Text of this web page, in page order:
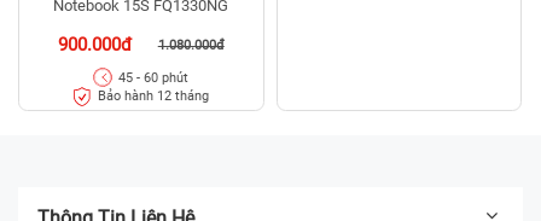
Notebook 15S FQ1330NG
900.000đ 1.080.000đ
45 - 60 phút
Bảo hành 12 tháng